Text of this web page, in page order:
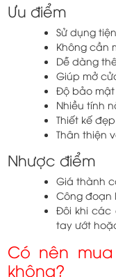
Ưu điểm
Sử dụng
Không cần
Dễ dàng
Giúp mở
Độ bảo
Nhiều tính
Thiết kế
Thân thiện
Nhược điểm
Giá thành
Công đoạn
Đôi khi các
tay ướt
Có nên
không?